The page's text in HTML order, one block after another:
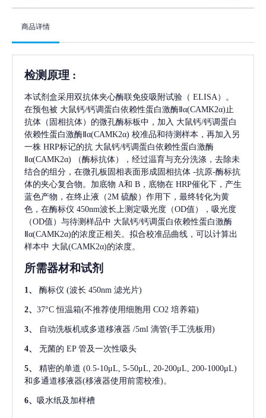
商品详情
检测原理 :
本试剂盒采用双抗体夹心酶联免疫吸附试验（ ELISA）。
在预包被 大鼠钙/钙调蛋白依赖性蛋白激酶Ⅱα(CAMK2α)止
抗体（固相抗体）的微孔酶标板中，加入 大鼠钙/钙调蛋白
依赖性蛋白激酶Ⅱα(CAMK2α) 校准品和待测样本，再加入另
一株 HRP标记的抗 大鼠钙/钙调蛋白依赖性蛋白激酶
Ⅱα(CAMK2α)
（酶标抗体），经过温育与充分洗涤，去除未
结合的组分，在微孔板固相表面形成固相抗体 -抗原-酶标抗
体的夹心复合物。加底物 A和 B，底物在 HRP催化下，产生
蓝色产物，在终止液（2M 硫酸）作用下，最终转化为黄
色，在酶标仪 450nm波长上测定吸光度（OD值），吸光度
（OD值）与待测样品中 大鼠钙/钙调蛋白依赖性蛋白激酶
Ⅱα(CAMK2α)的浓度正相关。拟合校准品曲线，可以计算出
样本中 大鼠(CAMK2α)的浓度。
所需器材和试剂
1、 酶标仪 (波长 450nm 滤光片)
2、 37°C 恒温箱(不推荐使用细胞用 CO2 培养箱)
3、 自动洗板机或多道移液器 /5ml 滴管(手工洗板用)
4、 无菌的 EP 管及一次性吸头
5、 精密的单道 (0.5-10μL, 5-50μL, 20-200μL, 200-1000μL)
和多通道移液器(移液器使用前需校准)。
6、 吸水纸及加样槽